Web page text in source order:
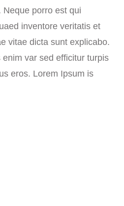
porro est qui
inventore veritatis et
vitae dicta sunt explicabo.
var sed efficitur turpis
eros. Lorem Ipsum is